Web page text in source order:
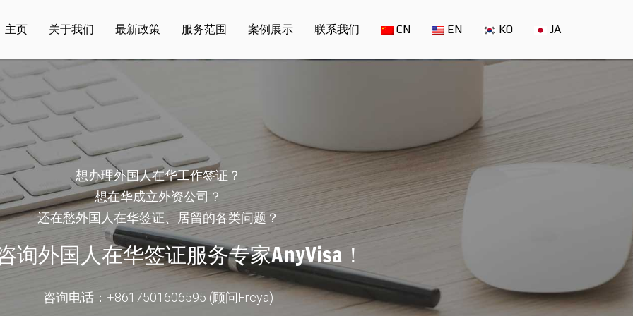
主页 关于我们 最新政策 服务范围 案例展示 联系我们 CN EN KO JA
想办理外国人在华工作签证？
想在华成立外资公司？
还在愁外国人在华签证、居留的各类问题？
询外国人在华签证服务专家AnyVisa！
咨询电话： +8617501606595 (顾问Freya)